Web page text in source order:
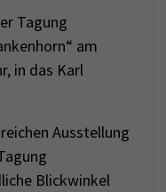
Tagung
am
in das Karl
Ausstellung
Blickwinkel